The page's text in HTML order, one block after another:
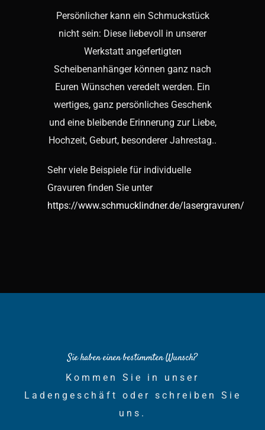
Persönlicher kann ein Schmuckstück
nicht sein: Diese liebevoll in unserer
Werkstatt angefertigten
Scheibenanhänger können ganz nach
Euren Wünschen veredelt werden. Ein
wertiges, ganz persönliches Geschenk
und eine bleibende Erinnerung zur Liebe,
Hochzeit, Geburt, besonderer Jahrestag..
Sehr viele Beispiele für individuelle
Gravuren finden Sie unter
https://www.schmucklindner.de/lasergravuren/
Sie haben einen bestimmten Wunsch?
Kommen Sie in unser
Ladengeschäft oder schreiben Sie
uns.